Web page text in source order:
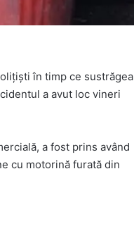
în timp ce sustrăgea
a avut loc vineri
a fost prins având
cu motorină furată din